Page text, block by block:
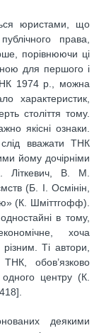
юристами, що
права,
порівнюючи ці
для першого і
ТНК 1974 р., можна
характеристик,
століття тому.
якісні ознаки.
вважати ТНК
йому дочірніми
Літкевич, В. М.
(Б. І. Осмінін,
(К. Шміттгофф).
в тому,
хоча
Ті автори,
ТНК, обов’язково
одного центру (К.
деякими